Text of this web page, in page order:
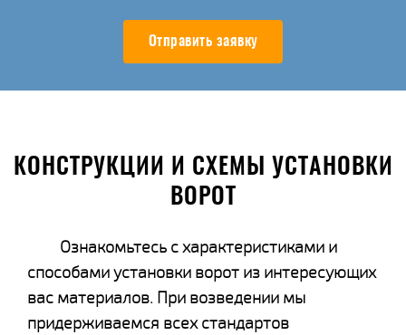
Отправить заявку
КОНСТРУКЦИИ И СХЕМЫ УСТАНОВКИ
ВОРОТ
Ознакомьтесь с характеристиками и
способами установки ворот из интересующих
вас материалов. При возведении мы
придерживаемся всех стандартов